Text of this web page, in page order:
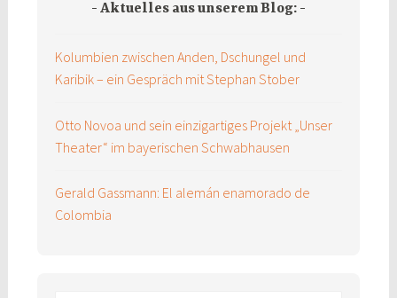
Aktuelles aus unserem Blog:
Kolumbien zwischen Anden, Dschungel und
Karibik – ein Gespräch mit Stephan Stober
Otto Novoa und sein einzigartiges Projekt „Unser
Theater“ im bayerischen Schwabhausen
Gerald Gassmann: El alemán enamorado de
Colombia